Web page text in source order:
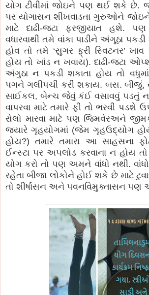
યોગ ટીવીમાં જોઇને પણ થઈ શકે છે.
પર યોગાસન શીખવાડતા ગુરુઓને
માટે દાઢી-જટા ફરજીયાત હશે.
વધારવાથી તમે વાંકા પાડીને અંગૂઠા
હોવ તો તમે ‘સુગર ફ્રી સ્વિટનર’
હોય તો ખાંડ ન ખવાય). દાઢી-જટા
અંગુઠા ન પકડી શકાતા હોય તો વધુમાં
પગને ગલીપચી કરી શકાય. બસ. બીજું,
સાઈકલ, બેન્ચ જેવું કંઈ વસાવવું પડતું
વાપરવા માટે તમારે ફી તો ભરવી પડશે
રોલો મારવા માટે પણ જિમવેરઅને
જયારે ગૃહયોગમાં (જેમ ગૃહઉદ્યોગ
હોય?) તમારે તમારા આ સાહસના
ઈન્સ્ટા પર અપલોડ કરવાના ન હોય
યોગ કરો તો પણ અમને વાંધો નથી.
રહેતા બીજા લોકોને હોઈ શકે છે માટે
તો શીર્ષાસન અને પવનવિમુક્તાસન પણ